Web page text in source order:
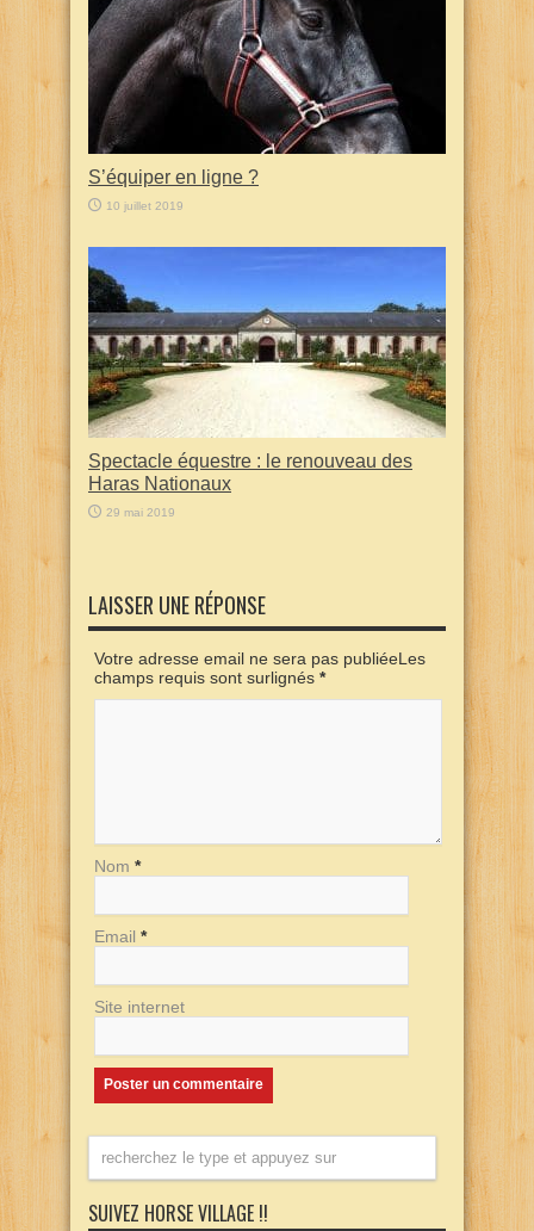
S’équiper en ligne ?
10 juillet 2019
Spectacle équestre : le renouveau des
Haras Nationaux
29 mai 2019
LAISSER UNE RÉPONSE
Votre adresse email ne sera pas publiéeLes
champs requis sont surlignés *
Nom *
Email *
Site internet
SUIVEZ HORSE VILLAGE !!